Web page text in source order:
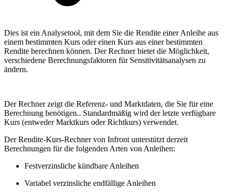
Dies ist ein Analysetool, mit dem Sie die Rendite einer Anleihe aus
einem bestimmten Kurs oder einen Kurs aus einer bestimmten
Rendite berechnen können. Der Rechner bietet die Möglichkeit,
verschiedene Berechnungsfaktoren für Sensitivitätsanalysen zu
ändern.
Der Rechner zeigt die Referenz- und Marktdaten, die Sie für eine
Berechnung benötigen.. Standardmäßig wird der letzte verfügbare
Kurs (entweder Marktkurs oder Richtkurs) verwendet.
Der Rendite-Kurs-Rechner von Infront unterstützt derzeit
Berechnungen für die folgenden Arten von Anleihen:
Festverzinsliche kündbare Anleihen
Variabel verzinsliche endfällige Anleihen